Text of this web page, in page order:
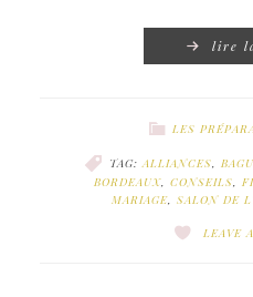
lire
LES
TAG: ALLIANCES
BORDEAUX, CONSEILS
MARIAGE, SALON DE
LEAVE